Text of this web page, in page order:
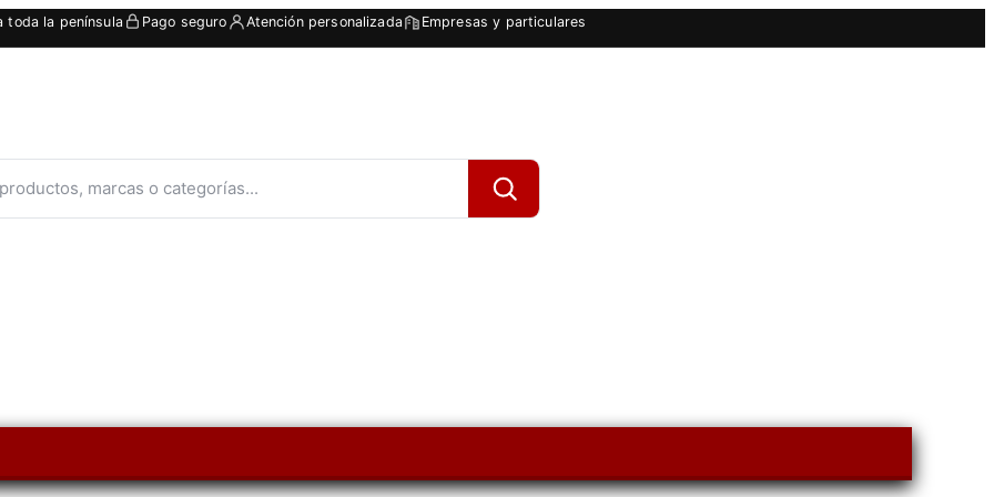
toda la península Pago seguro Atención personalizada Empresas y particulares